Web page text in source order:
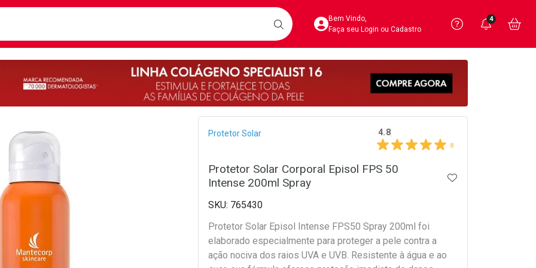
BUSCARAcesse sua Conta
Bem Vindo,
Faça seu Login ou Cadastro
Precisa
Ver Recursos
Você
4
Breadcrumb
Protetor Solar 4.8
8
Protetor Solar Corporal Episol FPS 50
Intense 200ml Spray
ADICIONAR AOS
765430
Protetor Solar Episol Intense FPS50 Spray 200ml foi
elaborado especialmente para proteger a pele contra a
ação nociva dos raios UVA e UVB. Resistente à água e ao